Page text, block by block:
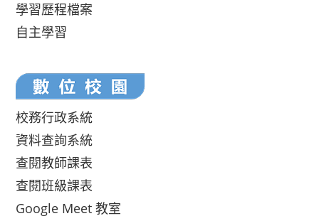
學習歷程檔案
自主學習
校務行政系統
資料查詢系統
查閱教師課表
查閱班級課表
Google Meet 教室